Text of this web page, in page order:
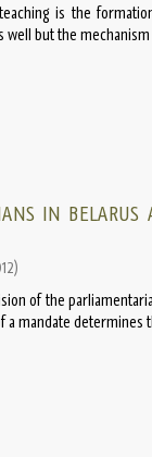
is the
but the
IN
)
of the
a mandate determines